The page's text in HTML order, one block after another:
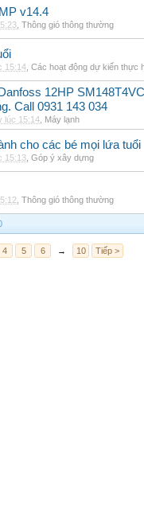
v14.4
Thông gió thông thường
15:14 Các hoạt động dự kiến thực
12HP
Call 0931 143 034
lúc 15:14 Máy lạnh
cho các bé mọi lứa tuổi
15:13 Góp ý xây dựng
Thông gió thông thường
4 5 6 → 10 Tiếp >